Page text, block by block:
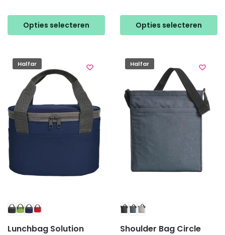
Opties selecteren
product
heeft
variaties.
Deze
optie
kan
gekozen
worden
op
de
productpagina
Opties selecteren
product
heeft
variaties.
Deze
kan
gekozen
worden
productpagina
Halfar
Lunchbag Solution
Halfar
Shoulder Bag Circle